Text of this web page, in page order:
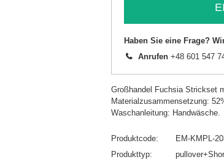
Haben Sie eine Frage?
Anrufen +48 601 547
Großhandel Fuchsia Strickset
Materialzusammensetzung:
Waschanleitung: Handwäsche.
Produktcode
EM-KMPL-
Produkttyp